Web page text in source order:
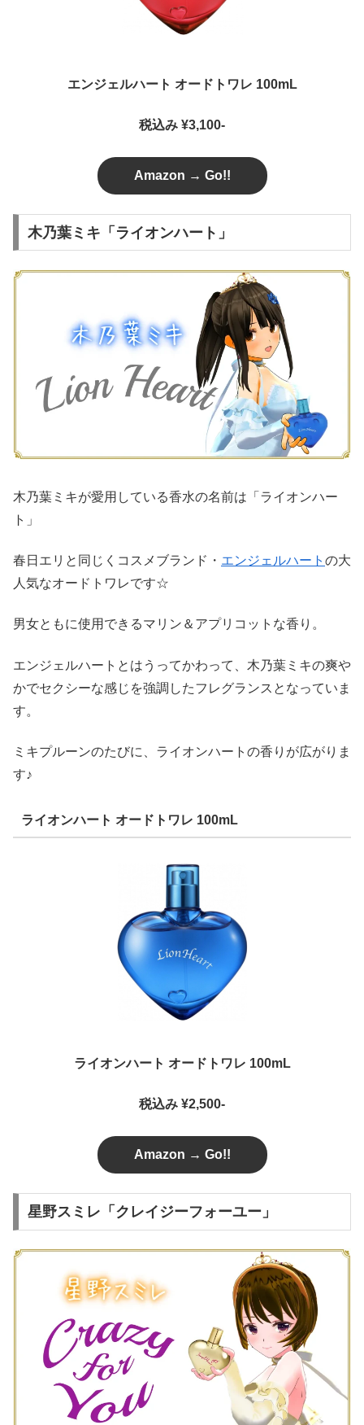
エンジェルハート オードトワレ 100mL
税込み ¥3,100-
Amazon → Go!!
木乃葉ミキ「ライオンハート」
木乃葉ミキが愛用している香水の名前は「ライオンハー
ト」
春日エリと同じくコスメブランド・ エンジェルハート の大
人気なオードトワレです☆
男女ともに使用できるマリン＆アプリコットな香り。
エンジェルハートとはうってかわって、木乃葉ミキの爽や
かでセクシーな感じを強調したフレグランスとなっていま
す。
ミキプルーンのたびに、ライオンハートの香りが広がりま
す♪
ライオンハート オードトワレ 100mL
ライオンハート オードトワレ 100mL
税込み ¥2,500-
Amazon → Go!!
星野スミレ「クレイジーフォーユー」